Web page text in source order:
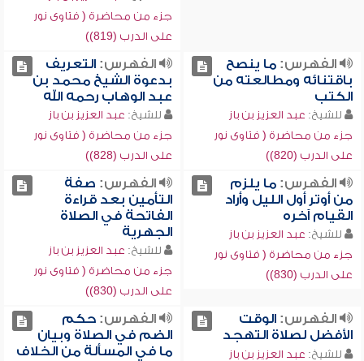
جزء من محاضرة ( فتاوى نور
على الدرب (819))
الفهرس:ما ينصح
باقتنائه ومطالعته من
الكتب
للشيخ: عبد العزيز بن باز
جزء من محاضرة ( فتاوى نور
على الدرب (820))
الفهرس:التعريف
بدعوة الشيخ محمد بن
عبد الوهاب رحمه الله
للشيخ: عبد العزيز بن باز
جزء من محاضرة ( فتاوى نور
على الدرب (828))
الفهرس:ما يلزم
من أوتر أول الليل وأراد
القيام آخره
للشيخ: عبد العزيز بن باز
جزء من محاضرة ( فتاوى نور
على الدرب (830))
الفهرس: صفة
التأمين بعد قراءة
الفاتحة في الصلاة
الجهرية
للشيخ: عبد العزيز بن باز
جزء من محاضرة ( فتاوى نور
على الدرب (830))
الفهرس:الوقت
الأفضل لصلاة التهجد
للشيخ: عبد العزيز بن باز
الفهرس:حكم
الضم في الصلاة وبيان
ما في المسألة من الخلاف